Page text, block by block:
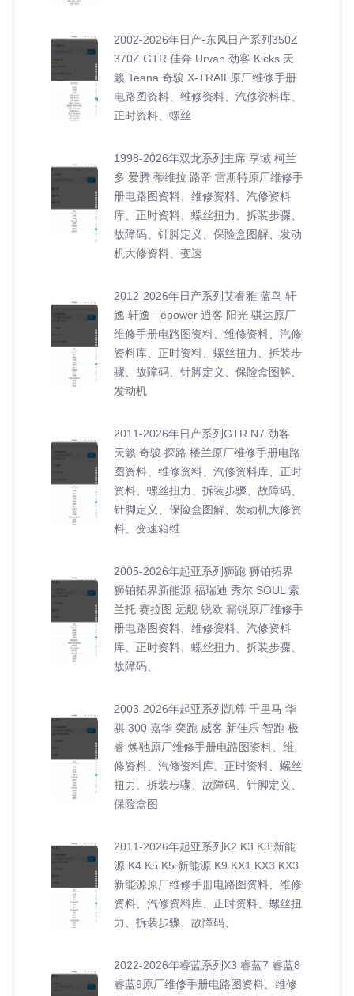
2002-2026年日产-东风日产系列350Z
370Z GTR 佳奔 Urvan 劲客 Kicks 天
籁 Teana 奇骏 X-TRAIL原厂维修手册
电路图资料、维修资料、汽修资料库、
正时资料、螺丝
1998-2026年双龙系列主席 享域 柯兰
多 爱腾 蒂维拉 路帝 雷斯特原厂维修手
册电路图资料、维修资料、汽修资料
库、正时资料、螺丝扭力、拆装步骤、
故障码、针脚定义、保险盒图解、发动
机大修资料、变速
2012-2026年日产系列艾睿雅 蓝鸟 轩
逸 轩逸 - epower 逍客 阳光 骐达原厂
维修手册电路图资料、维修资料、汽修
资料库、正时资料、螺丝扭力、拆装步
骤、故障码、针脚定义、保险盒图解、
发动机
2011-2026年日产系列GTR N7 劲客
天籁 奇骏 探路 楼兰原厂维修手册电路
图资料、维修资料、汽修资料库、正时
资料、螺丝扭力、拆装步骤、故障码、
针脚定义、保险盒图解、发动机大修资
料、变速箱维
2005-2026年起亚系列狮跑 狮铂拓界
狮铂拓界新能源 福瑞迪 秀尔 SOUL 索
兰托 赛拉图 远舰 锐欧 霸锐原厂维修手
册电路图资料、维修资料、汽修资料
库、正时资料、螺丝扭力、拆装步骤、
故障码、
2003-2026年起亚系列凯尊 千里马 华
骐 300 嘉华 奕跑 威客 新佳乐 智跑 极
睿 焕驰原厂维修手册电路图资料、维
修资料、汽修资料库、正时资料、螺丝
扭力、拆装步骤、故障码、针脚定义、
保险盒图
2011-2026年起亚系列K2 K3 K3 新能
源 K4 K5 K5 新能源 K9 KX1 KX3 KX3
新能源原厂维修手册电路图资料、维修
资料、汽修资料库、正时资料、螺丝扭
力、拆装步骤、故障码、
2022-2026年睿蓝系列X3 睿蓝7 睿蓝8
睿蓝9原厂维修手册电路图资料、维修